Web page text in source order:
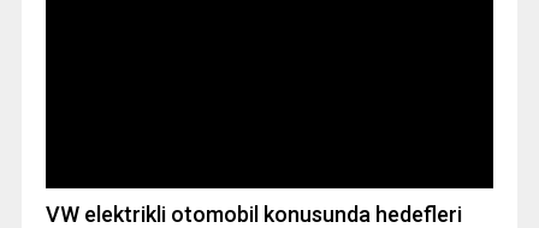
VW elektrikli otomobil konusunda hedefleri